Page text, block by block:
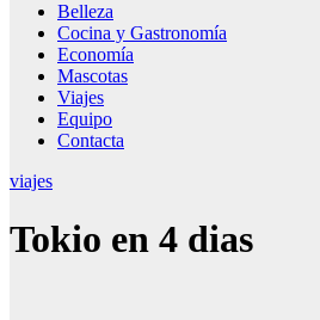
Belleza
Cocina y Gastronomía
Economía
Mascotas
Viajes
Equipo
Contacta
viajes
Tokio en 4 dias